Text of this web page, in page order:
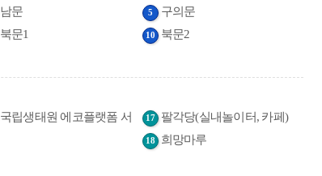
남문 5 구의문
북문1 10 북문2
국립생태원 에코플랫폼 서
17 팔각당(실내놀이터, 카페)
18
희망마루